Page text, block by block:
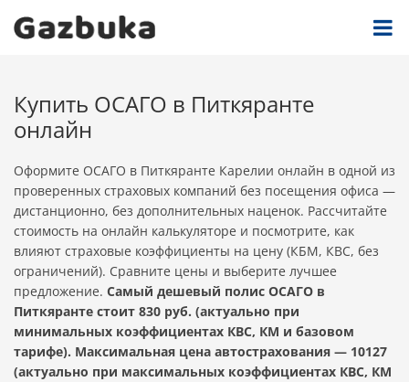
Купить ОСАГО в Питкяранте
онлайн
Оформите ОСАГО в Питкяранте Карелии онлайн в одной из
проверенных страховых компаний без посещения офиса —
дистанционно, без дополнительных наценок. Рассчитайте
стоимость на онлайн калькуляторе и посмотрите, как
влияют страховые коэффициенты на цену (КБМ, КВС, без
ограничений). Сравните цены и выберите лучшее
предложение. Самый дешевый полис ОСАГО в
Питкяранте стоит 830 руб. (актуально при
минимальных коэффициентах КВС, КМ и базовом
тарифе). Максимальная цена автострахования — 10127
(актуально при максимальных коэффициентах КВС, КМ